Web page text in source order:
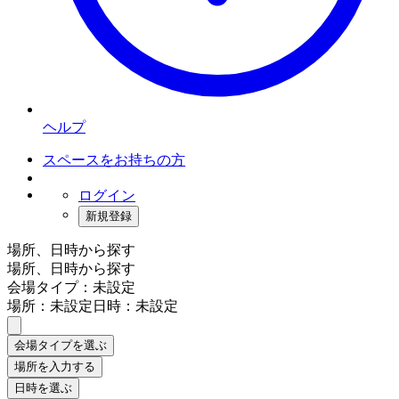
ヘルプ
スペースをお持ちの方
ログイン
新規登録
場所、日時から探す
場所、日時から探す
会場タイプ：未設定
場所：未設定日時：未設定
会場タイプを選ぶ
場所を入力する
日時を選ぶ